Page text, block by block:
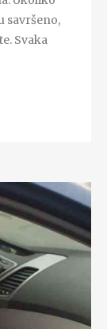
savršeno,
Svaka